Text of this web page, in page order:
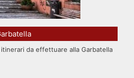
da effettuare alla Garbatella